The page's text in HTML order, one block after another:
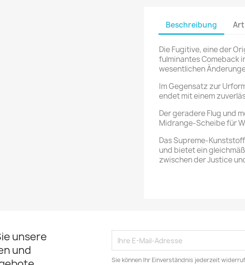
Beschreibung
Die Fugitive, eine der
fulminantes Comeback
wesentlichen
Im Gegensatz zur
endet mit einem
Der geradere Flug und
Midrange-Scheibe für
Das Supreme-
und bietet ein
zwischen der Justice
unsere
und
Sie können Ihr Einverständnis jederzeit